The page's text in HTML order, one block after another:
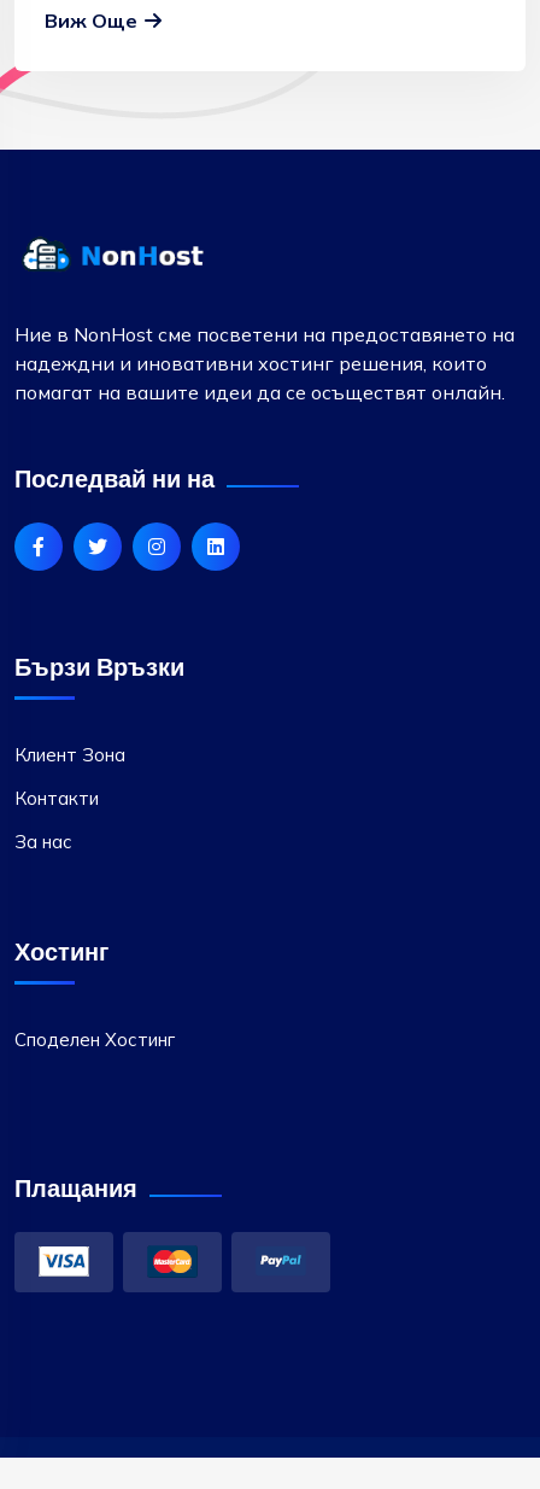
Виж Още
Ние в NonHost сме посветени на предоставянето на
надеждни и иновативни хостинг решения, които
помагат на вашите идеи да се осъществят онлайн.
Последвай ни на
Бързи Връзки
Клиент Зона
Контакти
За нас
Хостинг
Споделен Хостинг
Плащания